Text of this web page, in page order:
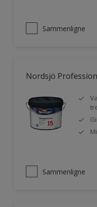
Sammenligne
Nordsjö
Sammenligne